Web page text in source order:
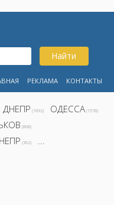
Найти
РЕКЛАМА КОНТАКТЫ
ДНЕПР (1692) ОДЕССА (1578)
(808)
(362) ...